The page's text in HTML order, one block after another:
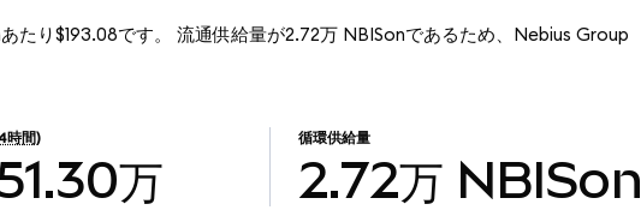
たり$193.08です。 流通供給量が2.72万 NBISonであるため、Nebius Group
時間)
万
循環供給量
2.72万 NBISon